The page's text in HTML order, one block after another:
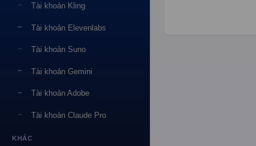
Tài khoản Kling
Tài khoản Elevenlabs
Tài khoản Suno
Tài khoản Gemini
Tài khoản Adobe
Tài khoản Claude Pro
KHÁC